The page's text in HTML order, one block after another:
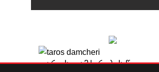
თაროს დამჭერების წყვილი